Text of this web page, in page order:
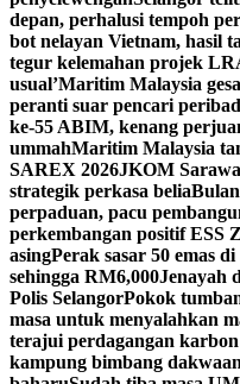
depan, perhalusi tempoh
bot nelayan Vietnam, hasil
tegur kelemahan projek
usual’Maritim Malaysia
peranti suar pencari
ke-55 ABIM, kenang
ummahMaritim Malaysia
SAREX 2026JKOM
strategik perkasa belia
perpaduan, pacu
perkembangan positif ESS
asingPerak sasar 50 emas
sehingga RM6,000Jenayah
Polis SelangorPokok
masa untuk menyalahkan
terajui perdagangan
kampung bimbang